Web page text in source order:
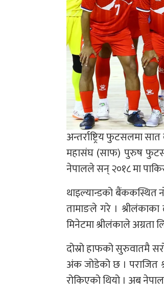
अन्तर्राष्ट्रिय फुटसलमा
महासंघ (साफ) पुरुष
नेपालले सन् २०१८ मा
थाइल्यान्डको बैंककस्थित
तामाङले गरे ।
मिनेटमा श्रीलंकाले अग्रता
दोस्रो हाफको सुरुवातमै
अंक जोडेको छ । पराजित
रोकिएको थियो । अब